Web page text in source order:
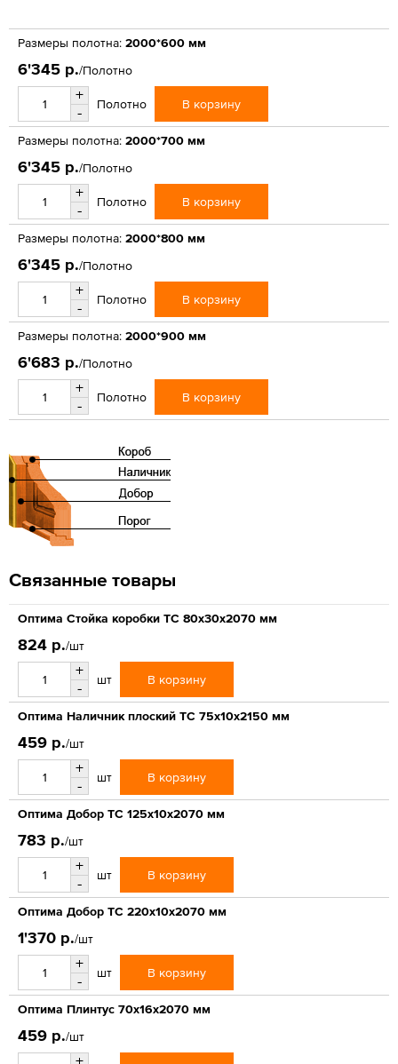
Размеры полотна: 2000*600 мм
6'345 р./Полотно
+
-
Полотно В корзину
Размеры полотна: 2000*700 мм
6'345 р./Полотно
+
-
Полотно В корзину
Размеры полотна: 2000*800 мм
6'345 р./Полотно
+
-
Полотно В корзину
Размеры полотна: 2000*900 мм
6'683 р./Полотно
+
-
Полотно В корзину
Связанные товары
Оптима Стойка коробки ТС 80х30х2070 мм
824 р./шт
+
-
шт В корзину
Оптима Наличник плоский ТС 75х10х2150 мм
459 р./шт
+
-
шт В корзину
Оптима Добор ТС 125х10х2070 мм
783 р./шт
+
-
шт В корзину
Оптима Добор ТС 220х10х2070 мм
1'370 р./шт
+
-
шт В корзину
Оптима Плинтус 70х16х2070 мм
459 р./шт